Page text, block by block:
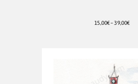
15,00€–39,00€
plusieurs
variations.